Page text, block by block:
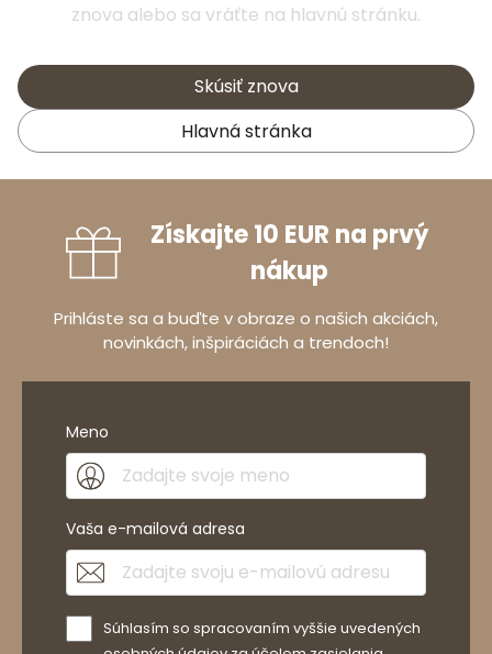
znova alebo sa vráťte na hlavnú stránku.
Skúsiť znova
Hlavná stránka
Získajte 10 EUR na prvý
nákup
Prihláste sa a buďte v obraze o našich akciách,
novinkách, inšpiráciách a trendoch!
Meno
Vaša e-mailová adresa
Súhlasím so spracovaním vyššie uvedených